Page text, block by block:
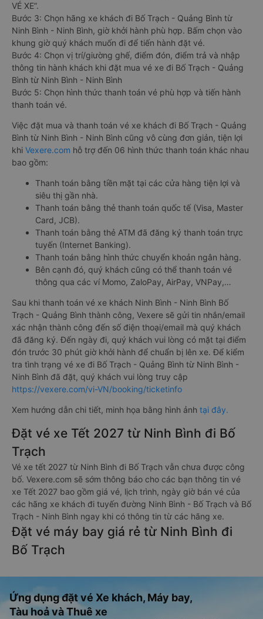
VÉ XE”.
Bước 3: Chọn hãng xe khách đi Bố Trạch - Quảng Bình từ
Ninh Bình - Ninh Bình, giờ khởi hành phù hợp. Bấm chọn vào
khung giờ quý khách muốn đi để tiến hành đặt vé.
Bước 4: Chọn vị trí/giường ghế, điểm đón, điểm trả và nhập
thông tin hành khách khi đặt mua vé xe đi Bố Trạch - Quảng
Bình từ Ninh Bình - Ninh Bình
Bước 5: Chọn hình thức thanh toán vé phù hợp và tiến hành
thanh toán vé.
Việc đặt mua và thanh toán vé xe khách đi Bố Trạch - Quảng
Bình từ Ninh Bình - Ninh Bình cũng vô cùng đơn giản, tiện lợi
khi Vexere.com hỗ trợ đến 06 hình thức thanh toán khác nhau
bao gồm:
Thanh toán bằng tiền mặt tại các cửa hàng tiện lợi và
siêu thị gần nhà.
Thanh toán bằng thẻ thanh toán quốc tế (Visa, Master
Card, JCB).
Thanh toán bằng thẻ ATM đã đăng ký thanh toán trực
tuyến (Internet Banking).
Thanh toán bằng hình thức chuyển khoản ngân hàng.
Bên cạnh đó, quý khách cũng có thể thanh toán vé
thông qua các ví Momo, ZaloPay, AirPay, VNPay,…
Sau khi thanh toán vé xe khách Ninh Bình - Ninh Bình Bố
Trạch - Quảng Bình thành công, Vexere sẽ gửi tin nhắn/email
xác nhận thành công đến số điện thoại/email mà quý khách
đã đăng ký. Đến ngày đi, quý khách vui lòng có mặt tại điểm
đón trước 30 phút giờ khởi hành để chuẩn bị lên xe. Để kiểm
tra tình trạng vé xe đi Bố Trạch - Quảng Bình từ Ninh Bình -
Ninh Bình đã đặt, quý khách vui lòng truy cập
https://vexere.com/vi-VN/booking/ticketinfo
Xem hướng dẫn chi tiết, minh họa bằng hình ảnh tại đây.
Đặt vé xe Tết 2027 từ Ninh Bình đi Bố
Trạch
Vé xe tết 2027 từ Ninh Bình đi Bố Trạch vẫn chưa được công
bố. Vexere.com sẽ sớm thông báo cho các bạn thông tin vé
xe Tết 2027 bao gồm giá vé, lịch trình, ngày giờ bán vé của
các hãng xe khách đi tuyến đường Ninh Bình - Bố Trạch và Bố
Trạch - Ninh Bình ngay khi có thông tin từ các hãng xe.
Đặt vé máy bay giá rẻ từ Ninh Bình đi
Bố Trạch
Ứng dụng đặt vé Xe khách, Máy bay,
Tàu hoả và Thuê xe